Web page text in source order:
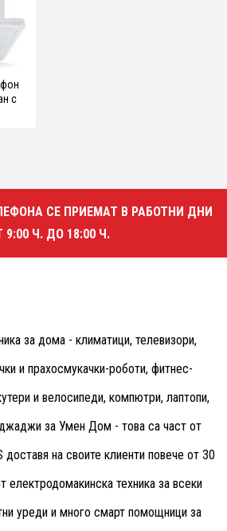
с
СЕ ПРИЕМАТ В РАБОТНИ ДНИ
9:00 Ч. ДО 18:00 Ч.
за дома - климатици, телевизори,
и прахосмукачки-роботи, фитнес-
и велосипеди, компютри, лаптопи,
за Умен Дом - това са част от
доставя на своите клиенти повече от 30
електродомакинска техника за всеки
уреди и много смарт помощници за